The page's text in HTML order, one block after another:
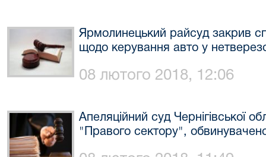
Ярмолинецький райсуд закрив
щодо керування авто у
08 лютого 2018, 12:06
Апеляційний суд Чернігівської
"Правого сектору",